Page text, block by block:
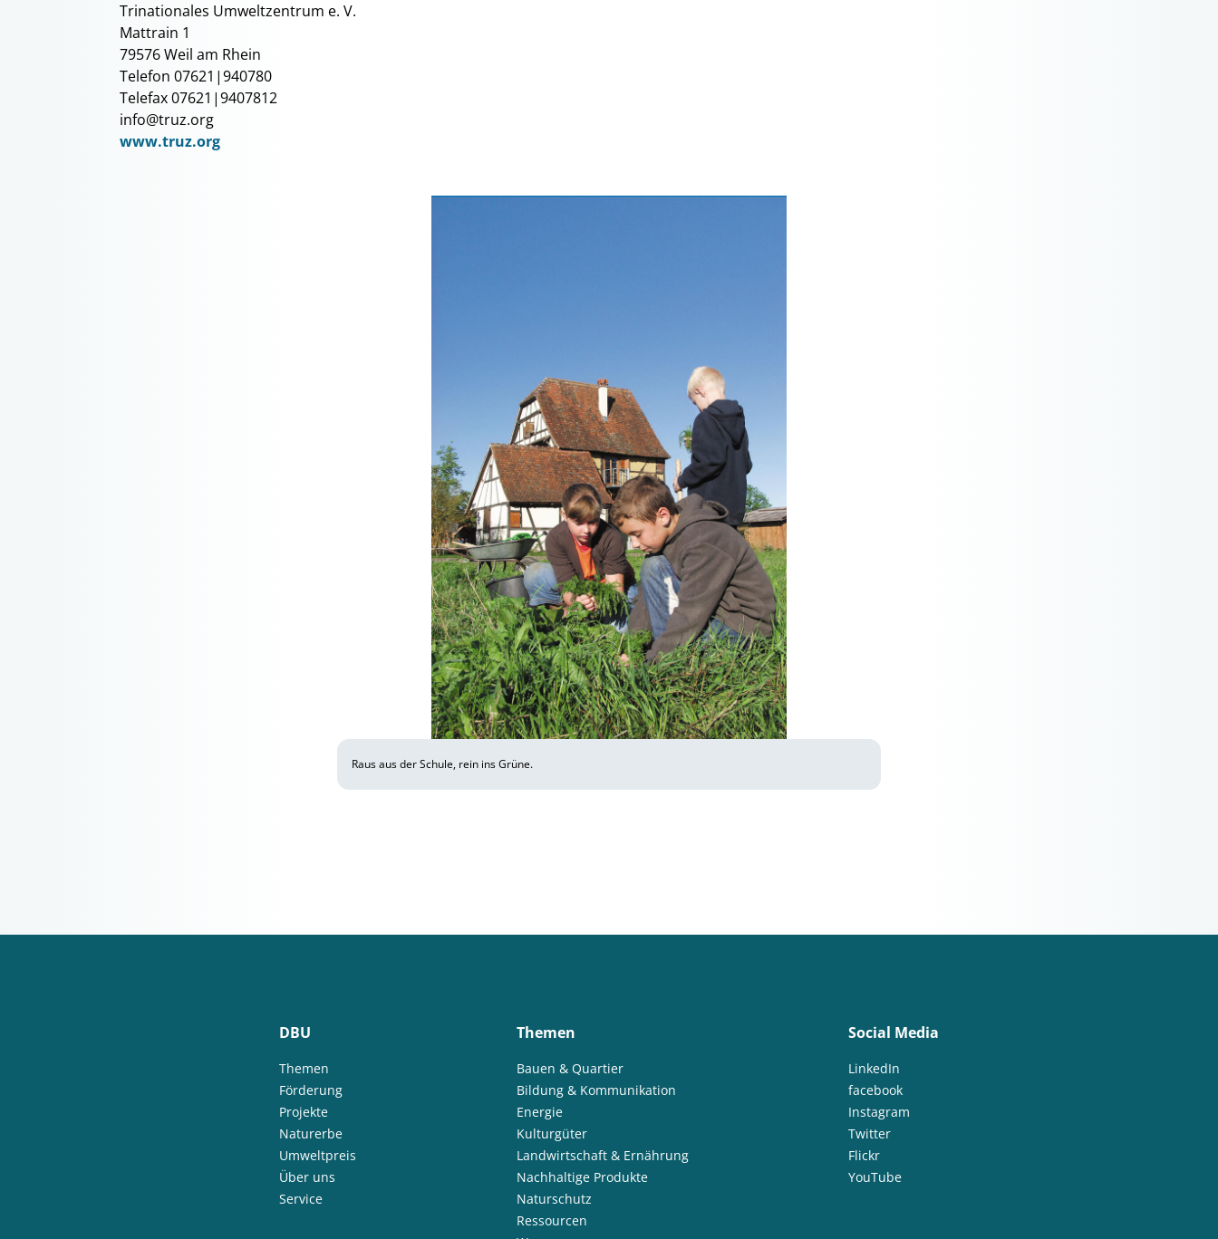
Trinationales Umweltzentrum e. V.
Mattrain 1
79576 Weil am Rhein
Telefon 07621|940780
Telefax 07621|9407812
info@truz.org
www.truz.org
Raus aus der Schule, rein ins Grüne.
DBU
Themen
Förderung
Projekte
Naturerbe
Umweltpreis
Über uns
Service
Themen
Bauen & Quartier
Bildung & Kommunikation
Energie
Kulturgüter
Landwirtschaft & Ernährung
Nachhaltige Produkte
Naturschutz
Ressourcen
Social Media
LinkedIn
facebook
Instagram
Twitter
Flickr
YouTube